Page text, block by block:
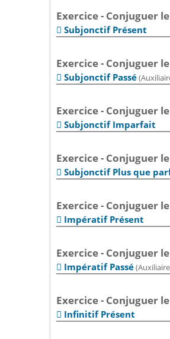
Exercice - Conjuguer
Subjonctif Présent
Exercice - Conjuguer
Subjonctif Passé
Exercice - Conjuguer
Subjonctif Imparfait
Exercice - Conjuguer
Subjonctif Plus que
Exercice - Conjuguer
 Impératif Présent
Exercice - Conjuguer
 Impératif Passé
Exercice - Conjuguer
 Infinitif Présent